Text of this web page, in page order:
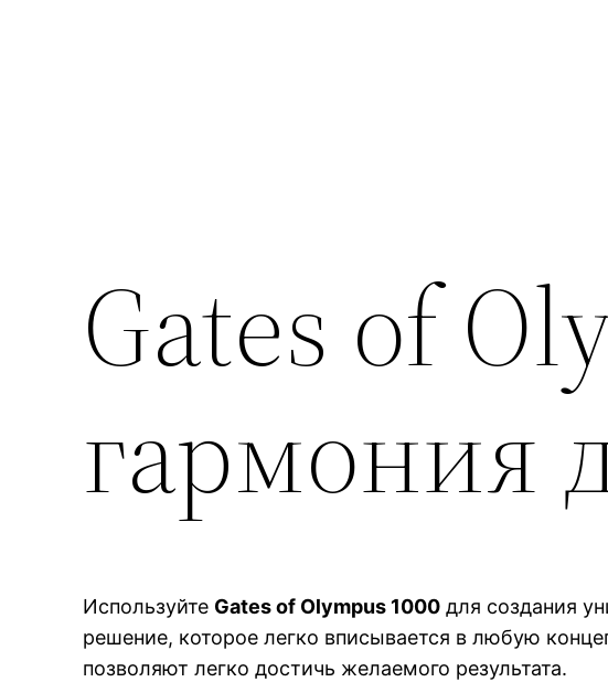
Gates of
гармония
Используйте Gates of Olympus 1000 для создания
решение, которое легко вписывается в любую
позволяют легко достичь желаемого результата.